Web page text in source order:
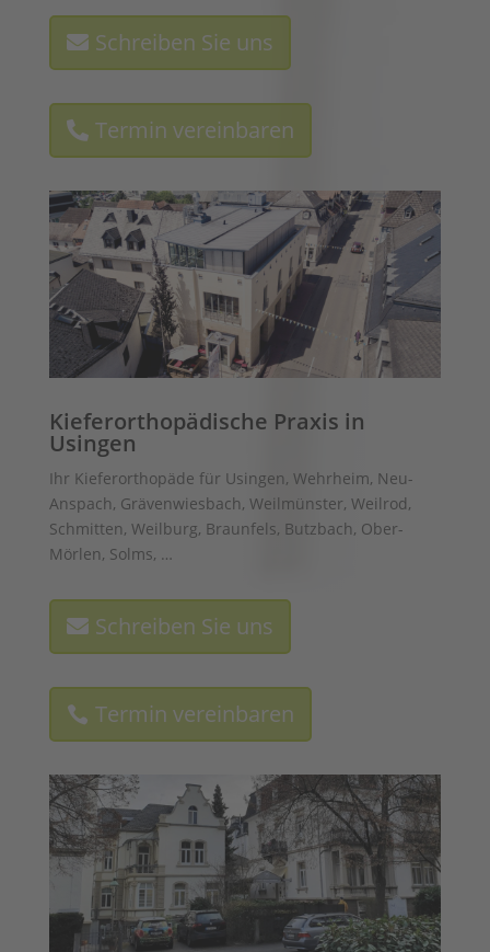
Schreiben Sie uns
Termin vereinbaren
Kieferorthopädische Praxis in
Usingen
Ihr Kieferorthopäde für Usingen, Wehrheim, Neu-
Anspach, Grävenwiesbach, Weilmünster, Weilrod,
Schmitten, Weilburg, Braunfels, Butzbach, Ober-
Mörlen, Solms, …
Schreiben Sie uns
Termin vereinbaren